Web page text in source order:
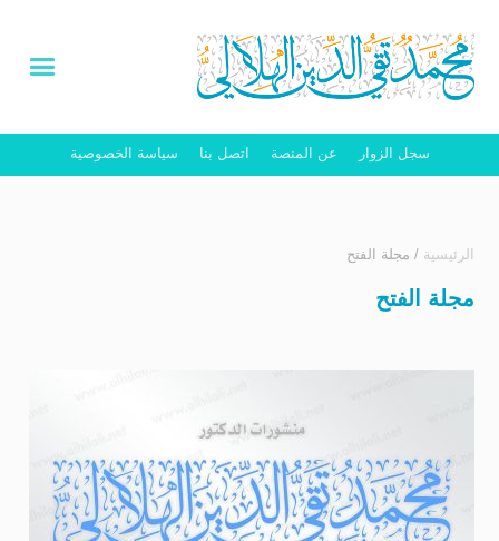
سجل الزوار عن المنصة اتصل بنا سياسة الخصوصية
الرئيسية / مجلة الفتح
مجلة الفتح